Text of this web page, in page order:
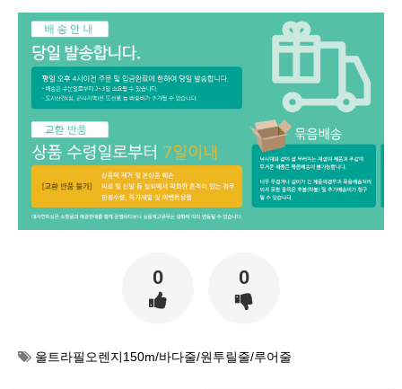
0 0
울트라필오렌지150m/바다줄/원투릴줄/루어줄